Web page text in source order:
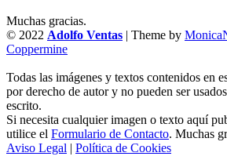
Muchas gracias.
© 2022 Adolfo Ventas | Theme by
Coppermine
Todas las imágenes y textos contenidos en
por derecho de autor y no pueden ser
escrito.
Si necesita cualquier imagen o texto aquí
utilice el Formulario de Contacto. Muchas
Aviso Legal | Política de Cookies